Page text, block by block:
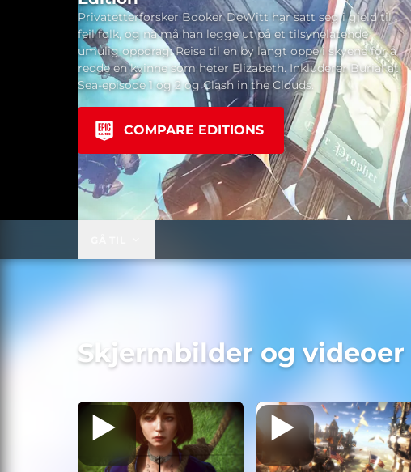
Privatetterforsker Booker DeWitt har satt seg i gjeld til
feil folk, og nå må han legge ut på et tilsynelatende
umulig oppdrag: Reise til en by langt oppe i skyene for å
redde en kvinne som heter Elizabeth. Inkluderer Burial at
Sea-episode 1 og 2 og Clash in the Clouds.
COMPARE EDITIONS
Skjermbilder og videoer